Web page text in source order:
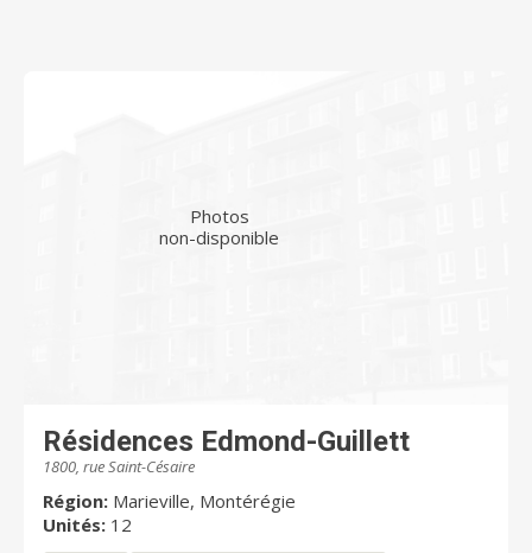
Photos
non-disponible
Résidences Edmond-Guillett
1800, rue Saint-Césaire
Région: Marieville, Montérégie
Unités: 12